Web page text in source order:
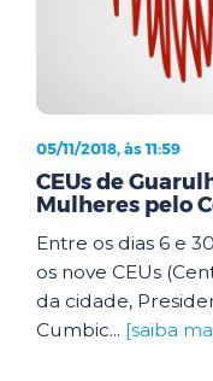
05/11/2018, às 11:59
CEUs de
Mulheres pelo
Entre os dias 6 e
os nove CEUs
da cidade,
Cumbic... [saiba